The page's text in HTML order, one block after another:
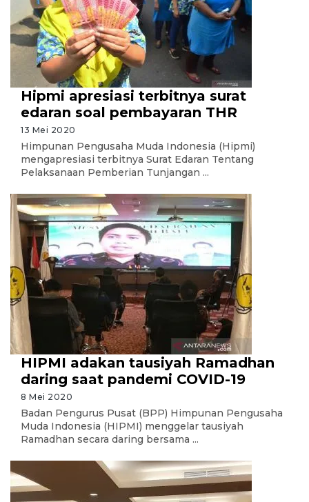
Hipmi apresiasi terbitnya surat
edaran soal pembayaran THR
13 Mei 2020
Himpunan Pengusaha Muda Indonesia (Hipmi)
mengapresiasi terbitnya Surat Edaran Tentang
Pelaksanaan Pemberian Tunjangan ...
HIPMI adakan tausiyah Ramadhan
daring saat pandemi COVID-19
8 Mei 2020
Badan Pengurus Pusat (BPP) Himpunan Pengusaha
Muda Indonesia (HIPMI) menggelar tausiyah
Ramadhan secara daring bersama ...